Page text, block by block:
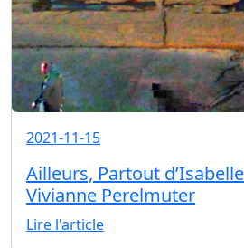
2021-11-15
Ailleurs, Partout
Vivianne Perelmuter
Lire l'article